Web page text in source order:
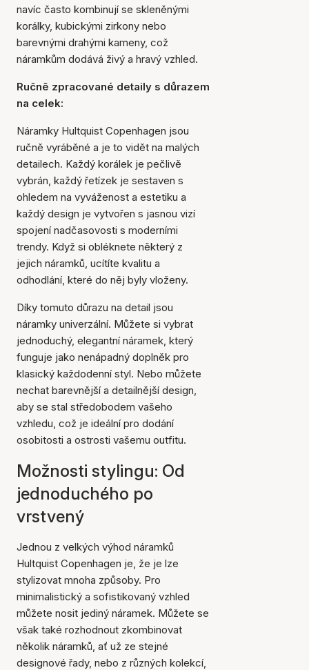
navíc často kombinují se skleněnými
korálky, kubickými zirkony nebo
barevnými drahými kameny, což
náramkům dodává živý a hravý vzhled.
Ručně zpracované detaily s důrazem
na celek:
Náramky Hultquist Copenhagen jsou
ručně vyráběné a je to vidět na malých
detailech. Každý korálek je pečlivě
vybrán, každý řetízek je sestaven s
ohledem na vyváženost a estetiku a
každý design je vytvořen s jasnou vizí
spojení nadčasovosti s moderními
trendy. Když si obléknete některý z
jejich náramků, ucítíte kvalitu a
odhodlání, které do něj byly vloženy.
Díky tomuto důrazu na detail jsou
náramky univerzální. Můžete si vybrat
jednoduchý, elegantní náramek, který
funguje jako nenápadný doplněk pro
klasický každodenní styl. Nebo můžete
nechat barevnější a detailnější design,
aby se stal středobodem vašeho
vzhledu, což je ideální pro dodání
osobitosti a ostrosti vašemu outfitu.
Možnosti stylingu: Od
jednoduchého po
vrstvený
Jednou z velkých výhod náramků
Hultquist Copenhagen je, že je lze
stylizovat mnoha způsoby. Pro
minimalistický a sofistikovaný vzhled
můžete nosit jediný náramek. Můžete se
však také rozhodnout zkombinovat
několik náramků, ať už ze stejné
designové řady, nebo z různých kolekcí,